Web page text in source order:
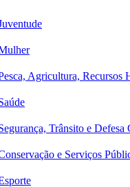
Agricultura, Recursos
Trânsito e Defesa
e Serviços